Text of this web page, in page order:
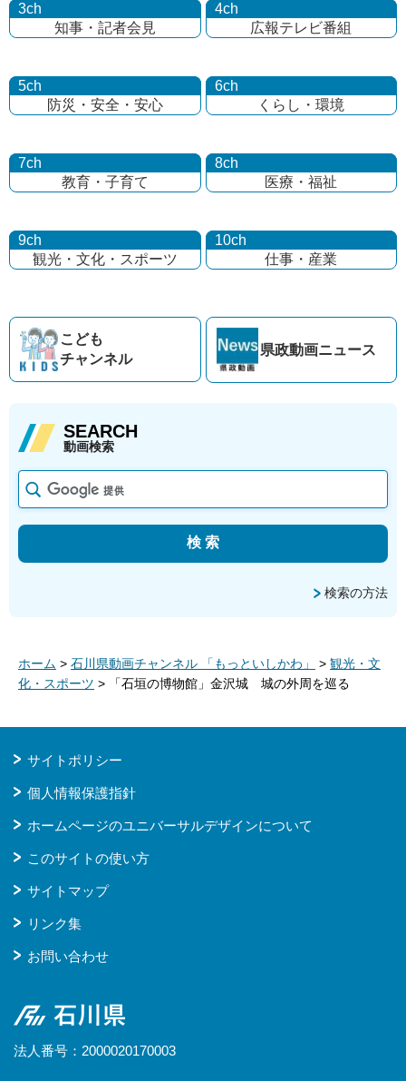
3ch
知事・記者会見
4ch
広報テレビ番組
5ch
防災・安全・安心
6ch
くらし・環境
7ch
教育・子育て
8ch
医療・福祉
9ch
観光・文化・ スポーツ
10ch
仕事・産業
こども
チャンネル
県政動画ニュース
SEARCH
動画検索
検索の方法
ホーム > 石川県動画チャンネル 「もっといしかわ」 > 観光・文
化・スポーツ > 「石垣の博物館」金沢城 城の外周を巡る
サイトポリシー
個人情報保護指針
ホームページのユニバーサルデザインについて
このサイトの使い方
サイトマップ
リンク集
お問い合わせ
石川県
法人番号：2000020170003